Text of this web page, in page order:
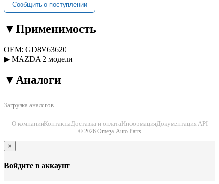
Сообщить о поступлении
▼Применимость
OEM: GD8V63620
▶ MAZDA 2 модели
▼ Аналоги
Загрузка аналогов...
О компанииКонтактыДоставка и оплатаИнформацияДокументация API
© 2026 Omega-Auto-Parts
×
Войдите в аккаунт